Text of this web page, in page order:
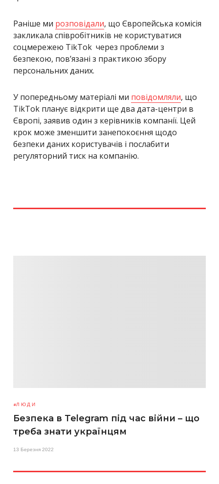
Раніше ми розповідали, що Європейська комісія
закликала співробітників не користуватися
соцмережею TikTok через проблеми з
безпекою, пов’язані з практикою збору
персональних даних.
У попередньому матеріалі ми повідомляли, що
TikTok планує відкрити ще два дата-центри в
Європі, заявив один з керівників компанії. Цей
крок може зменшити занепокоєння щодо
безпеки даних користувачів і послабити
регуляторний тиск на компанію.
ЛЮДИ
Безпека в Telegram під час війни – що
треба знати українцям
13 Березня 2022